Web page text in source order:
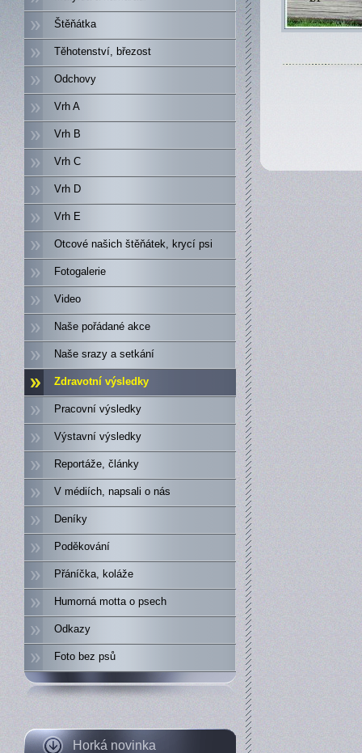
Štěňátka
Těhotenství, březost
Odchovy
Vrh A
Vrh B
Vrh C
Vrh D
Vrh E
Otcové našich štěňátek, krycí psi
Fotogalerie
Video
Naše pořádané akce
Naše srazy a setkání
Zdravotní výsledky
Pracovní výsledky
Výstavní výsledky
Reportáže, články
V médiích, napsali o nás
Deníky
Poděkování
Přáníčka, koláže
Humorná motta o psech
Odkazy
Foto bez psů
Horká novinka